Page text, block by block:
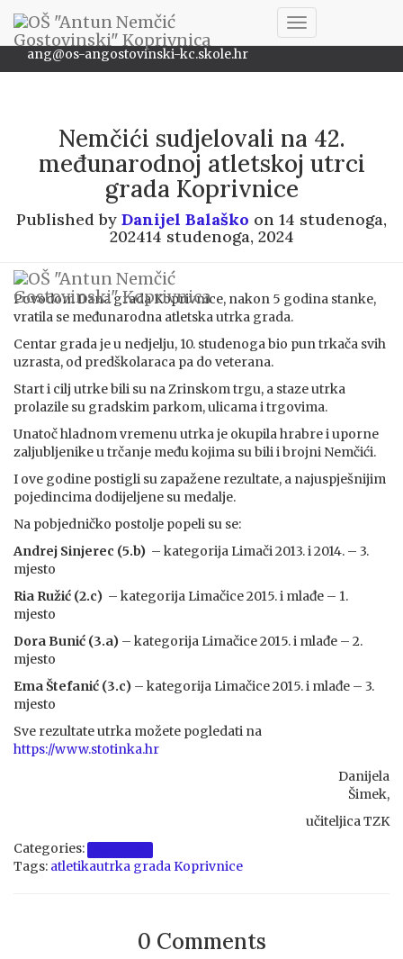
048/622-172
ang@os-angostovinski-kc.skole.hr
Toggle
Nemčići sudjelovali na 42.
međunarodnoj atletskoj utrci
grada Koprivnice
Published by Danijel Balaško on 14 studenoga,
202414 studenoga, 2024
Povodom Dana grada Koprivnice, nakon 5 godina stanke,
vratila se međunarodna atletska utrka grada.
Centar grada je u nedjelju, 10. studenoga bio pun trkača svih
uzrasta, od predškolaraca pa do veterana.
Start i cilj utrke bili su na Zrinskom trgu, a staze utrka
prolazile su gradskim parkom, ulicama i trgovima.
Unatoč hladnom vremenu utrka je okupila hrabre i uporne
zaljubljenike u trčanje među kojima su bili i brojni Nemčići.
I ove godine postigli su zapažene rezultate, a najuspješnijim
pojedincima dodijeljene su medalje.
Na pobjedničko postolje popeli su se:
Andrej Sinjerec (5.b) – kategorija Limači 2013. i 2014. – 3.
mjesto
Ria Ružić (2.c) – kategorija Limačice 2015. i mlađe – 1.
mjesto
Dora Bunić (3.a) – kategorija Limačice 2015. i mlađe – 2.
mjesto
Ema Štefanić (3.c) – kategorija Limačice 2015. i mlađe – 3.
mjesto
Sve rezultate utrka možete pogledati na
https://www.stotinka.hr
Danijela
Šimek,
učiteljica TZK
Categories:
Tags: atletikautrka grada Koprivnice
0 Comments